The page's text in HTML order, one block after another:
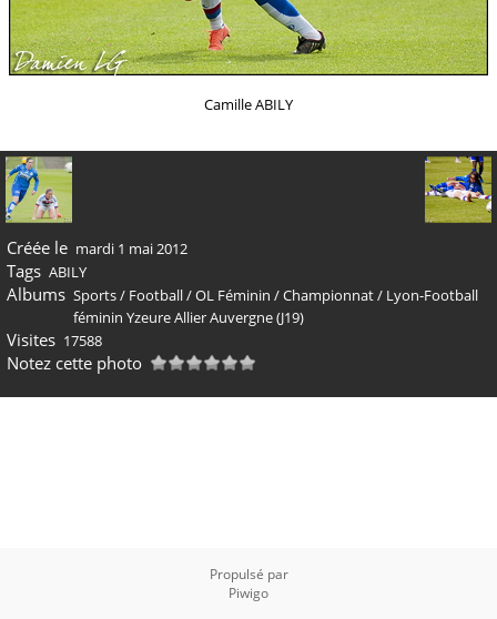
Camille ABILY
Créée le mardi 1 mai 2012
Tags ABILY
Albums Sports/ Football/OL Féminin /Championnat/ Lyon-Football
féminin Yzeure Allier Auvergne (J19)
Visites 17588
Notez cette photo
Propulsé par
Piwigo